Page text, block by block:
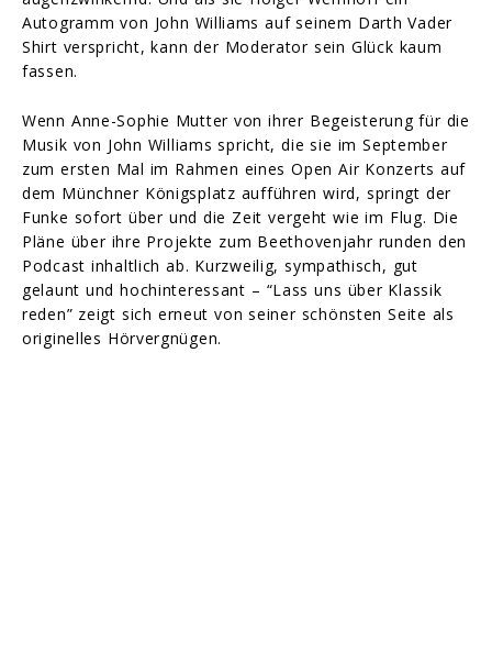
Autogramm von John Williams auf seinem Darth Vader
Shirt verspricht, kann der Moderator sein Glück kaum
fassen.
Wenn Anne-Sophie Mutter von ihrer Begeisterung für die
Musik von John Williams spricht, die sie im September
zum ersten Mal im Rahmen eines Open Air Konzerts auf
dem Münchner Königsplatz aufführen wird, springt der
Funke sofort über und die Zeit vergeht wie im Flug. Die
Pläne über ihre Projekte zum Beethovenjahr runden den
Podcast inhaltlich ab. Kurzweilig, sympathisch, gut
gelaunt und hochinteressant – “Lass uns über Klassik
reden” zeigt sich erneut von seiner schönsten Seite als
originelles Hörvergnügen.